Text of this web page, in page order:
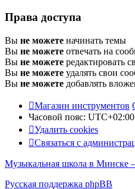
Права доступа
Вы не можете начинать темы
Вы не можете отвечать на
Вы не можете редактировать
Вы не можете удалять свои
Вы не можете добавлять
Магазин инструментов
Часовой пояс: UTC+02:00
Удалить cookies
Связаться с
Музыкальная школа в Минске
Русская поддержка phpBB